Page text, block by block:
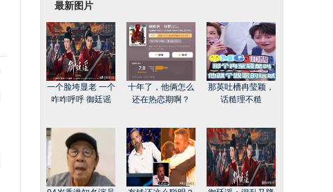
最新图片
一个脸垮显老 一个
咋咋呼呼 御廷谣
十年了，他俩怎么
还在热恋期啊？
那英吐槽冉莹颖，
话糙理不糙